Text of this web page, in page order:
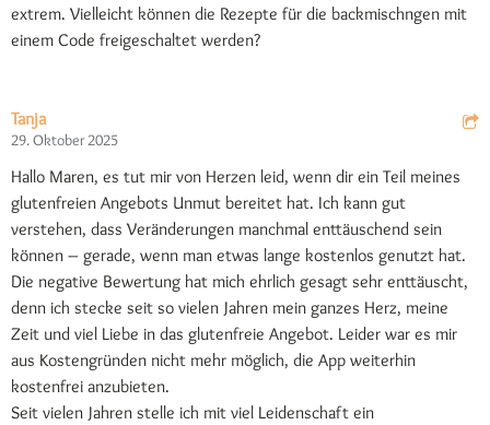
extrem. Vielleicht können die Rezepte für die backmischngen mit
einem Code freigeschaltet werden?
Tanja
29. Oktober 2025
Hallo Maren, es tut mir von Herzen leid, wenn dir ein Teil meines
glutenfreien Angebots Unmut bereitet hat. Ich kann gut
verstehen, dass Veränderungen manchmal enttäuschend sein
können – gerade, wenn man etwas lange kostenlos genutzt hat.
Die negative Bewertung hat mich ehrlich gesagt sehr enttäuscht,
denn ich stecke seit so vielen Jahren mein ganzes Herz, meine
Zeit und viel Liebe in das glutenfreie Angebot. Leider war es mir
aus Kostengründen nicht mehr möglich, die App weiterhin
kostenfrei anzubieten.
Seit vielen Jahren stelle ich mit viel Leidenschaft ein